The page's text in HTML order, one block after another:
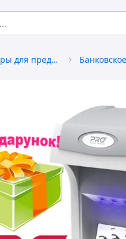
Оборудование и товары для предоставления услуг